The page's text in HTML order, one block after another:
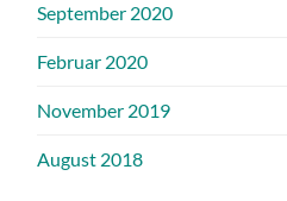
September 2020
Februar 2020
November 2019
August 2018